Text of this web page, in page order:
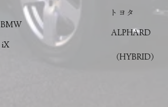
BMW
iX
トヨタ
ALPHARD
（HYBRID）